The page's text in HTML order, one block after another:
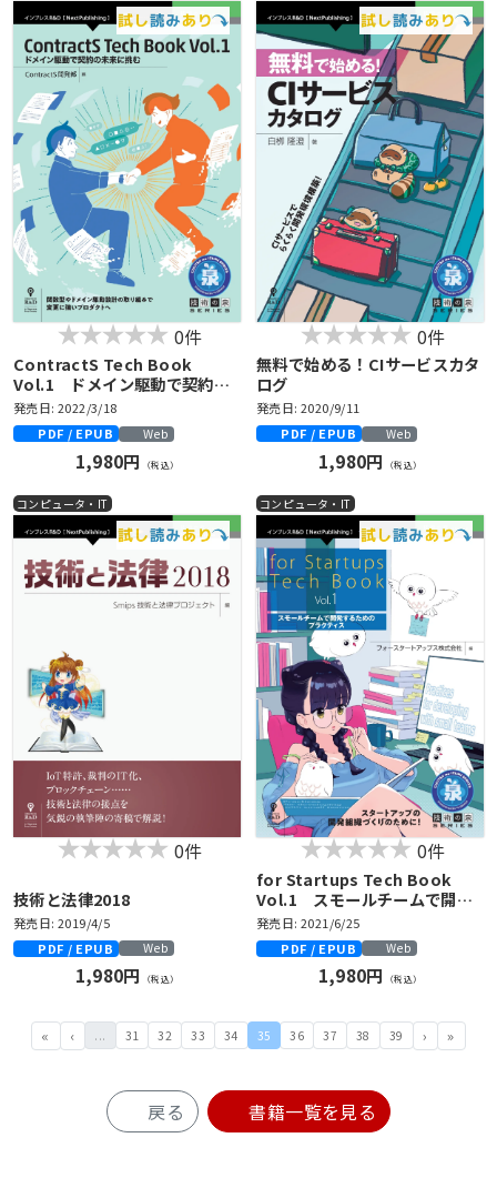
0件
ContractS Tech Book
Vol.1 ドメイン駆動で契約の
未来に挑む
発売日: 2022/3/18
PDF / EPUB
Web
1,980円 （税込）
0件
無料で始める！CIサービスカタ
ログ
発売日: 2020/9/11
PDF / EPUB
Web
1,980円 （税込）
コンピュータ・IT
0件
技術と法律2018
発売日: 2019/4/5
PDF / EPUB
Web
1,980円 （税込）
コンピュータ・IT
0件
for Startups Tech Book
Vol.1 スモールチームで開発
するためのプラクティス
発売日: 2021/6/25
PDF / EPUB
Web
1,980円 （税込）
... 31 32 33 34 35 36 37 38 39
戻る 書籍一覧を見る